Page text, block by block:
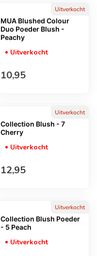
Uitverkocht
MUA Blushed Colour
Duo Poeder Blush -
Peachy
Uitverkocht
Normale prijs
10,95
Uitverkocht
Collection Blush - 7
Cherry
Uitverkocht
Normale prijs
12,95
Uitverkocht
Collection Blush Poeder
- 5 Peach
Uitverkocht